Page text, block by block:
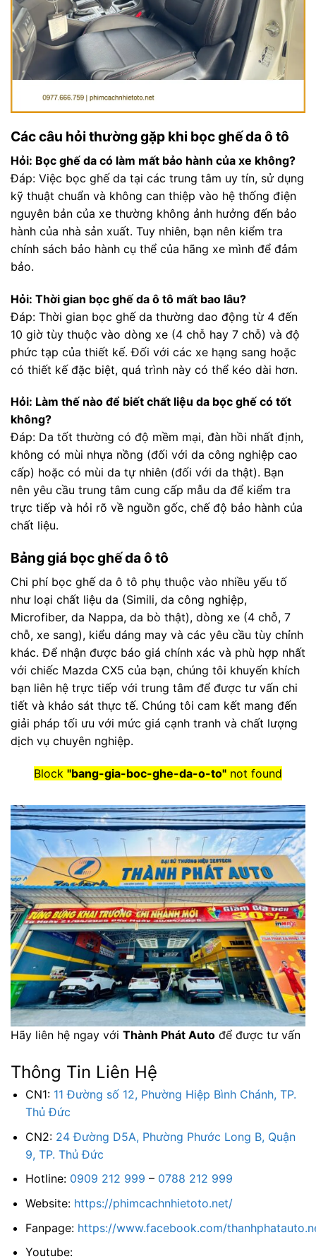
Các câu hỏi thường gặp khi bọc ghế da ô tô
Hỏi: Bọc ghế da có làm mất bảo hành của xe không?
Đáp: Việc bọc ghế da tại các trung tâm uy tín, sử dụng
kỹ thuật chuẩn và không can thiệp vào hệ thống điện
nguyên bản của xe thường không ảnh hưởng đến bảo
hành của nhà sản xuất. Tuy nhiên, bạn nên kiểm tra
chính sách bảo hành cụ thể của hãng xe mình để đảm
bảo.
Hỏi: Thời gian bọc ghế da ô tô mất bao lâu?
Đáp: Thời gian bọc ghế da thường dao động từ 4 đến
10 giờ tùy thuộc vào dòng xe (4 chỗ hay 7 chỗ) và độ
phức tạp của thiết kế. Đối với các xe hạng sang hoặc
có thiết kế đặc biệt, quá trình này có thể kéo dài hơn.
Hỏi: Làm thế nào để biết chất liệu da bọc ghế có tốt
không?
Đáp: Da tốt thường có độ mềm mại, đàn hồi nhất định,
không có mùi nhựa nồng (đối với da công nghiệp cao
cấp) hoặc có mùi da tự nhiên (đối với da thật). Bạn
nên yêu cầu trung tâm cung cấp mẫu da để kiểm tra
trực tiếp và hỏi rõ về nguồn gốc, chế độ bảo hành của
chất liệu.
Bảng giá bọc ghế da ô tô
Chi phí bọc ghế da ô tô phụ thuộc vào nhiều yếu tố
như loại chất liệu da (Simili, da công nghiệp,
Microfiber, da Nappa, da bò thật), dòng xe (4 chỗ, 7
chỗ, xe sang), kiểu dáng may và các yêu cầu tùy chỉnh
khác. Để nhận được báo giá chính xác và phù hợp nhất
với chiếc Mazda CX5 của bạn, chúng tôi khuyến khích
bạn liên hệ trực tiếp với trung tâm để được tư vấn chi
tiết và khảo sát thực tế. Chúng tôi cam kết mang đến
giải pháp tối ưu với mức giá cạnh tranh và chất lượng
dịch vụ chuyên nghiệp.
Block "bang-gia-boc-ghe-da-o-to" not found
Hãy liên hệ ngay với Thành Phát Auto để được tư vấn
Thông Tin Liên Hệ
CN1: 11 Đường số 12, Phường Hiệp Bình Chánh, TP.
Thủ Đức
CN2: 24 Đường D5A, Phường Phước Long B, Quận
9, TP. Thủ Đức
Hotline: 0909 212 999 – 0788 212 999
Website: https://phimcachnhietoto.net/
Fanpage: https://www.facebook.com/
Youtube: